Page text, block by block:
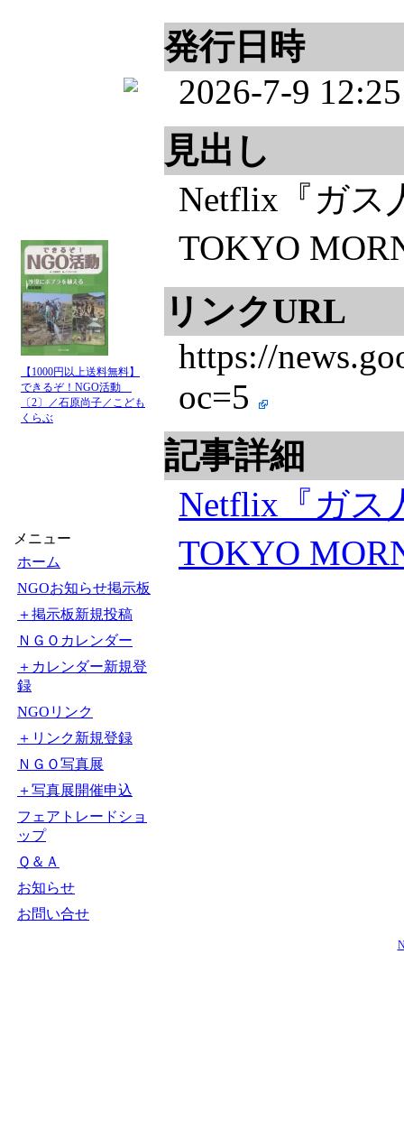
【1000円以上送料無料】
できるぞ！NGO活動
〔2〕／石原尚子／こども
くらぶ
メニュー
ホーム
NGOお知らせ掲示板
＋掲示板新規投稿
ＮＧＯカレンダー
＋カレンダー新規登
録
NGOリンク
＋リンク新規登録
ＮＧＯ写真展
＋写真展開催申込
フェアトレードショ
ップ
Ｑ＆Ａ
お知らせ
お問い合せ
発行日時
2026-7-9 12:25
見出し
Netflix『ガス
TOKYO
リンクURL
https://
oc=5
記事詳細
Netflix『ガス
TOKYO